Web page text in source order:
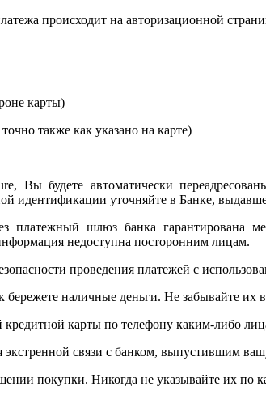
происходит на авторизационной
карты)
также как указано на карте)
Вы будете автоматически
идентификации уточняйте в Банке,
платежный шлюз банка
недоступна посторонним лицам.
проведения платежей с
бережете наличные деньги. Не забывайте их
кредитной карты по телефону каким-либо
связи с банком, выпустившим
покупки. Никогда не указывайте их по